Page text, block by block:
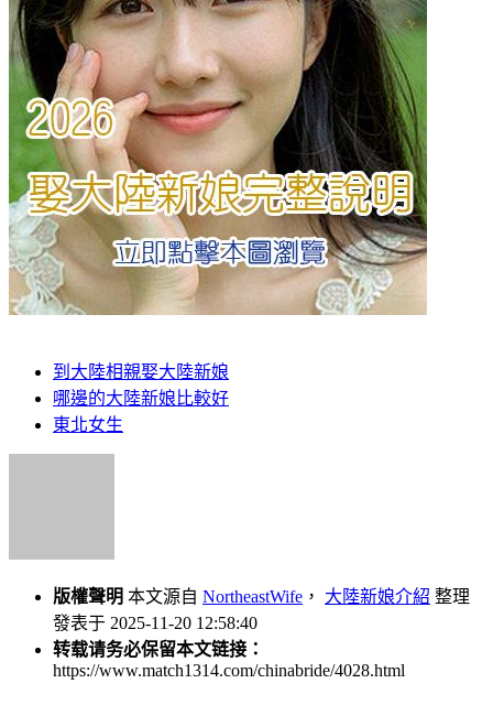
到大陸相親娶大陸新娘
哪邊的大陸新娘比較好
東北女生
版權聲明 本文源自 NortheastWife ， 大陸新娘介紹 整理
發表于 2025-11-20 12:58:40
转载请务必保留本文链接：
https://www.match1314.com/chinabride/4028.html